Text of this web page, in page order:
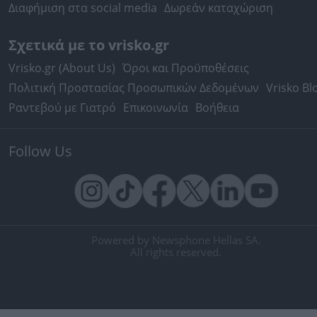
Διαφήμιση στα social media Δωρεάν καταχώριση
Σχετικά με το vrisko.gr
Vrisko.gr (About Us) Όροι και Προϋποθέσεις
Πολιτική Προστασίας Προσωπικών Δεδομένων Vrisko
Ραντεβού με Γιατρό Επικοινωνία Βοήθεια
Follow Us
Powered by Newsphone Hellas SA.
All rights reserved.